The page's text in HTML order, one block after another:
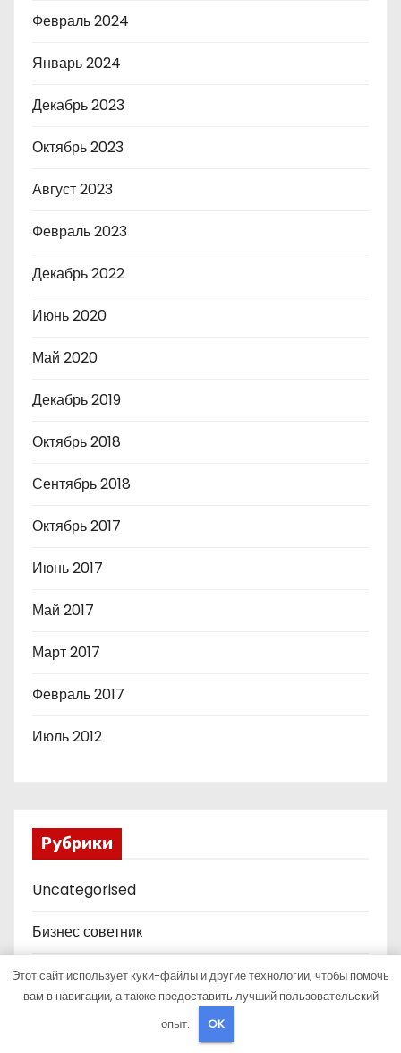
Февраль 2024
Январь 2024
Декабрь 2023
Октябрь 2023
Август 2023
Февраль 2023
Декабрь 2022
Июнь 2020
Май 2020
Декабрь 2019
Октябрь 2018
Сентябрь 2018
Октябрь 2017
Июнь 2017
Май 2017
Март 2017
Февраль 2017
Июль 2012
Рубрики
Uncategorised
Бизнес советник
Гараж и авто
Этот сайт использует куки-файлы и другие технологии, чтобы помочь
вам в навигации, а также предоставить лучший пользовательский
опыт.
OK